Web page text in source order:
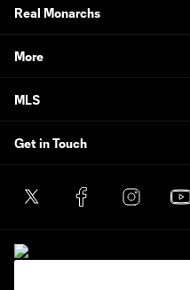
Real Monarchs
More
MLS
Get in Touch